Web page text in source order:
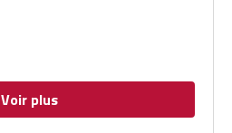
Voir plus